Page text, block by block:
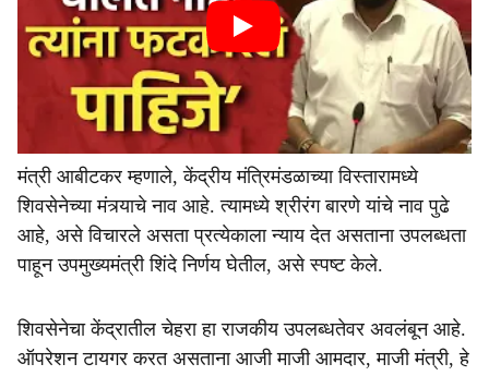
मंत्री आबीटकर म्हणाले, केंद्रीय मंत्रिमंडळाच्या विस्तारामध्ये
शिवसेनेच्या मंत्र्याचे नाव आहे. त्यामध्ये श्रीरंग बारणे यांचे नाव पुढे
आहे, असे विचारले असता प्रत्येकाला न्याय देत असताना उपलब्धता
पाहून उपमुख्यमंत्री शिंदे निर्णय घेतील, असे स्पष्ट केले.
शिवसेनेचा केंद्रातील चेहरा हा राजकीय उपलब्धतेवर अवलंबून आहे.
ऑपरेशन टायगर करत असताना आजी माजी आमदार, माजी मंत्री, हे